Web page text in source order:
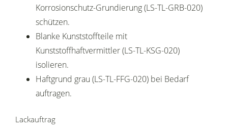
Korrosionschutz-Grundierung (LS-TL-GRB-020)
schützen.
Blanke Kunststoffteile mit
Kunststoffhaftvermittler (LS-TL-KSG-020)
isolieren.
Haftgrund grau (LS-TL-FFG-020) bei Bedarf
auftragen.
Lackauftrag